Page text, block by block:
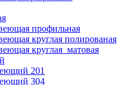
профильная
круглая полированая
круглая матовая
201
304